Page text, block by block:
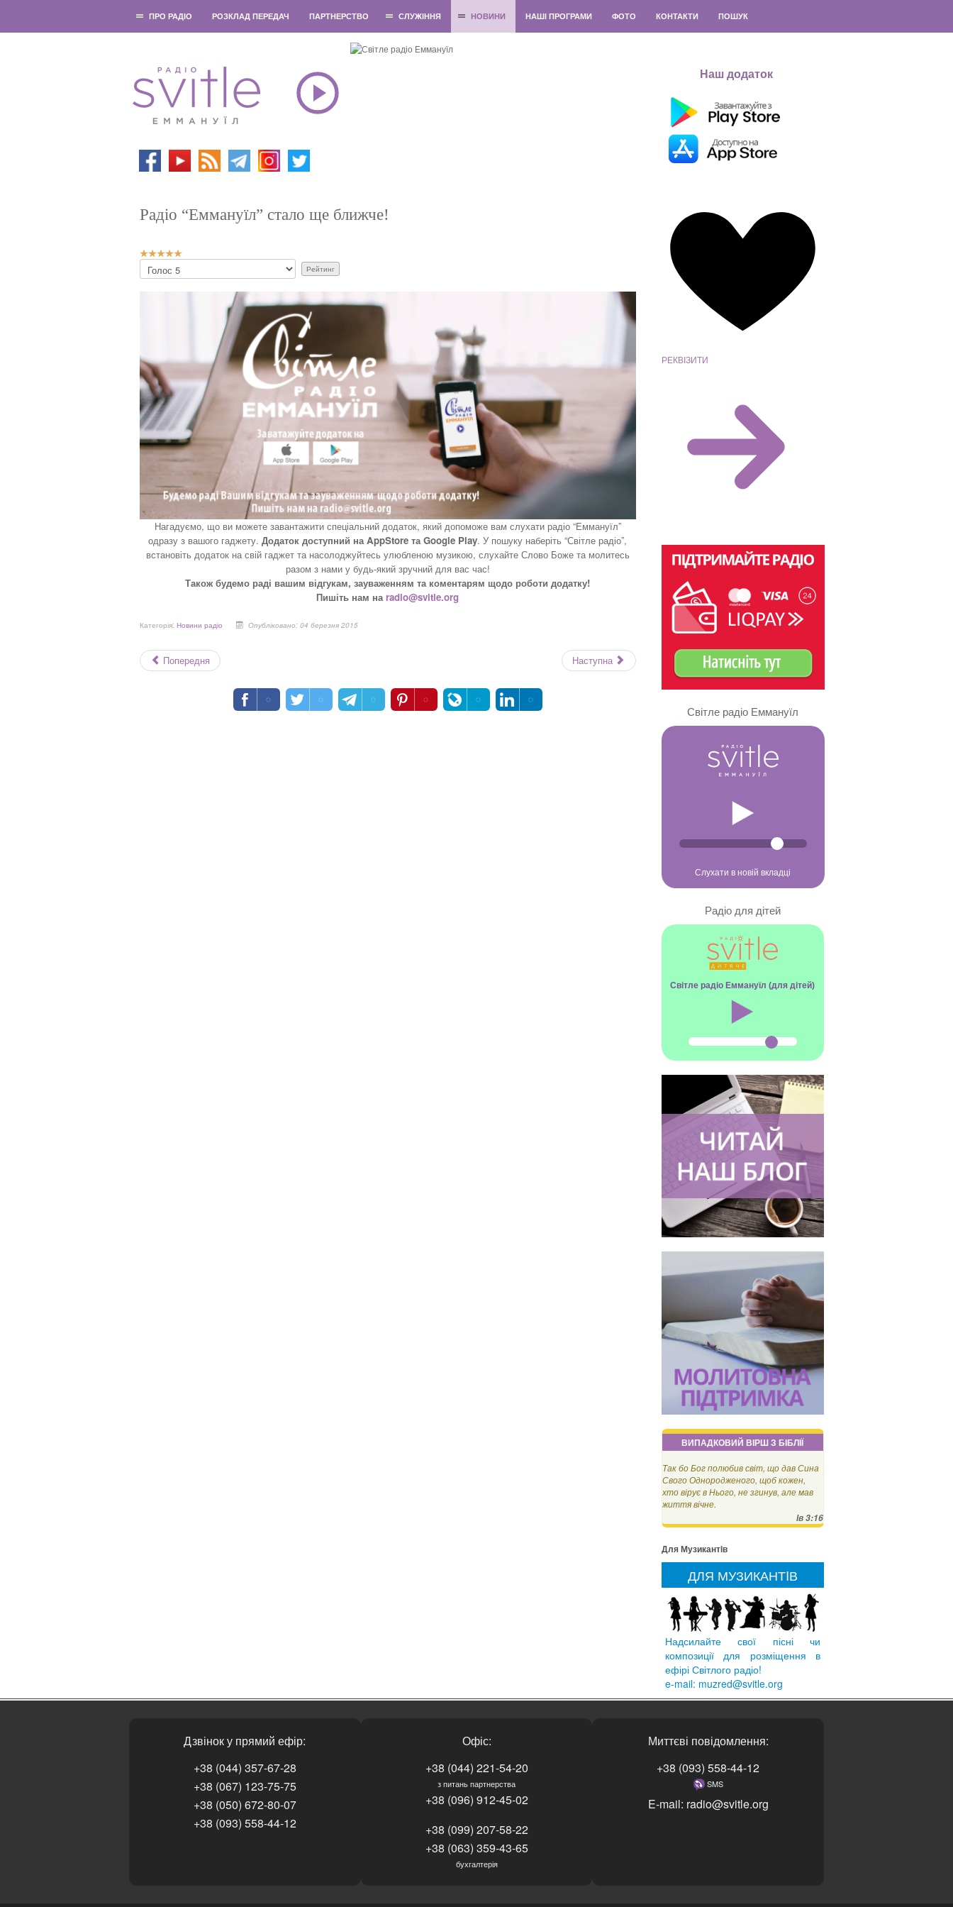
ПРО РАДІО РОЗКЛАД ПЕРЕДАЧ ПАРТНЕРСТВО СЛУЖІННЯ НОВИНИ НАШІ ПРОГРАМИ ФОТО КОНТАКТИ ПОШУК
Наш додаток
Радіо “Еммануїл” стало ще ближче!
Р
й
о
р
и
с
т
у
в
а
Б
у
к
а
,
п
о
с
т
а
о
ц
і
Нагадуємо, що ви можете завантажити спеціальний додаток, який допоможе вам слухати радіо “Еммануїл”
одразу з вашого гаджету.Додаток доступний на AppStore та Google Play. У пошуку наберіть “Світле радіо”,
встановіть додаток на свій гаджет та насолоджуйтесь улюбленою музикою, слухайте Слово Боже та молитесь
разом з нами у будь-який зручний для вас час!
Також будемо раді вашим відгукам, зауваженням та коментарям щодо роботи додатку!
Пишіть нам наradio@svitle.org
Категорія: Новини радіо Опубліковано: 04 березня 2015
Попередня Наступна
РЕКВІЗИТИ
Світле радіо Еммануїл
Слухати в новій вкладці
Радіо для дітей
Світле радіо Еммануїл (для дітей)
ВИПАДКОВИЙ ВІРШ З БІБЛІЇ
Так бо Бог полюбив світ, що дав Сина
Свого Однородженого, щоб кожен,
хто вірує в Нього, не згинув, але мав
життя вічне.
Ів 3:16
Для Музикантiв
ДЛЯ МУЗИКАНТIВ
Надсилайте свої пісні чи
композиції для розміщення в
ефірі Світлого радіо!
e-mail: muzred@svitle.org
Дзвінок у прямий ефір:
+38 (044) 357-67-28
+38 (067) 123-75-75
+38 (050) 672-80-07
+38 (093) 558-44-12
Офіс:
+38 (044) 221-54-20
з питань партнерства
+38 (096) 912-45-02
+38 (099) 207-58-22
+38 (063) 359-43-65
бухгалтерія
Миттєві повідомлення:
+38 (093) 558-44-12
SMS
E-mail: radio@svitle.org